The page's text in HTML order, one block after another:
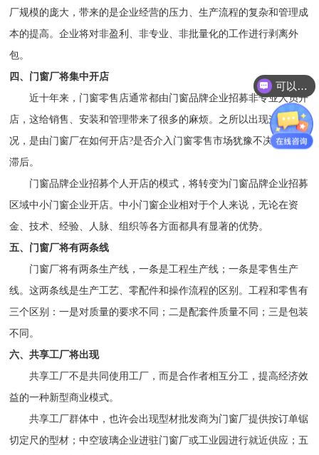
厂规模的庞大，带来的是企业经营的压力、生产流程的复杂和管理成
本的提高。企业将对非盈利、非专业、非批量化的工作进行剥离外
包。
四、门窗厂将集中开店
近十年来，门窗零售店通常都由门窗品牌企业招募非专业人员开
店，这给销售、安装和管理带来了很多的麻烦。之所以出现这种情
况，是由门窗厂在如何开店?是否介入门窗零售市场犹豫不决，反应
滞后。
门窗品牌企业招募个人开店的模式，将转变为门窗品牌企业招募
区域中小门窗企业开店。中小门窗企业相对于个人来说，无论在资
金、技术、经验、人脉、组织等各方面都具有显著的优势。
五、门窗厂将有两条线
门窗厂将有两条生产线，一条是工程生产线；一条是零售生产
线。这两条线是生产工艺、零配件和操作流程的区别。工程和零售有
三个区别：一是对质量的要求不同；二是配套件质量不同；三是包装
不同。
六、共享工厂将出现
共享工厂不是共同使用工厂，而是合作者相互分工，提高经济效
益的一种新型商业模式。
共享工厂群体中，也许会出现型材批发商为门窗厂提供按订单锯
切定尺的型材；中空玻璃企业进驻门窗厂或工业园进行就近供应；五
可以介绍下你们的产品么？